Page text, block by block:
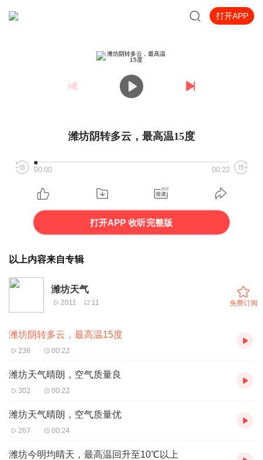
打开APP
潍坊阴转多云，最高温15度
00:00 00:22
打开APP 收听完整版
以上内容来自专辑
潍坊天气
2011 11 免费订阅
潍坊阴转多云，最高温15度
238 00:22
潍坊天气晴朗，空气质量良
302 00:22
潍坊天气晴朗，空气质量优
267 00:24
潍坊今明均晴天，最高温回升至10℃以上